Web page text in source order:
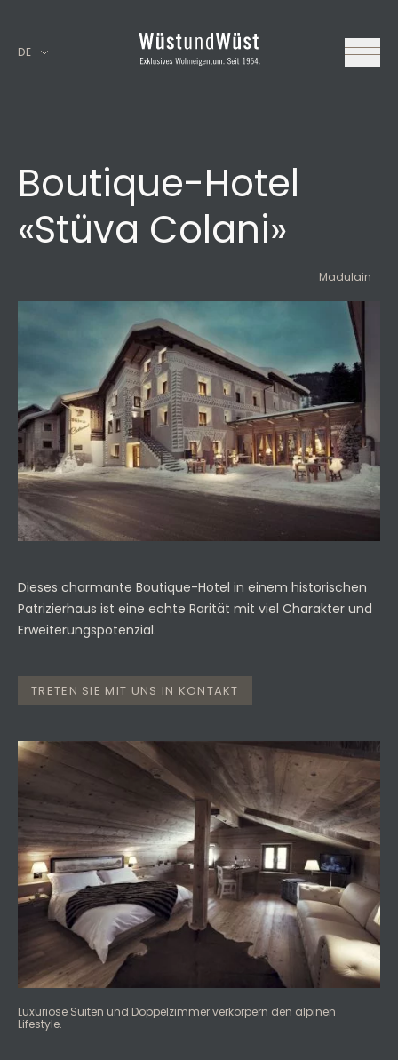
DE
Boutique-Hotel
«Stüva Colani»
Madulain
Dieses charmante Boutique-Hotel in einem historischen
Patrizierhaus ist eine echte Rarität mit viel Charakter und
Erweiterungspotenzial.
TRETEN SIE MIT UNS IN KONTAKT
Luxuriöse Suiten und Doppelzimmer verkörpern den alpinen
Lifestyle.